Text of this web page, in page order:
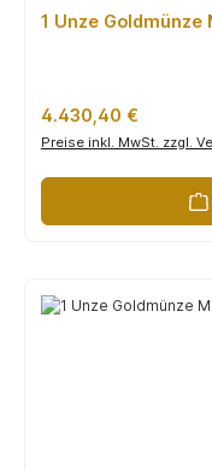
1 Unze Goldmünze
Regulärer Preis:
4.430,40 €
Preise inkl. MwSt. zzgl.